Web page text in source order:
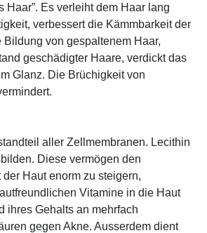
Haar”. Es verleiht dem Haar lang
verbessert die Kämmbarkeit der
Bildung von gespaltenem Haar,
geschädigter Haare, verdickt das
Glanz. Die Brüchigkeit von
aller Zellmembranen. Lecithin
Diese vermögen den
Haut enorm zu steigern,
Vitamine in die Haut
ihres Gehalts an mehrfach
gegen Akne. Ausserdem dient